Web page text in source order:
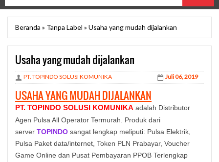
Beranda » Tanpa Label » Usaha yang mudah dijalankan
Usaha yang mudah dijalankan
PT. TOPINDO SOLUSI KOMUNIKA Juli 06, 2019
USAHA YANG MUDAH DIJALANKAN
PT. TOPINDO SOLUSI KOMUNIKA adalah Distributor
Agen Pulsa All Operator Termurah. Produk dari
server TOPINDO sangat lengkap meliputi: Pulsa Elektrik,
Pulsa Paket data/internet, Token PLN Prabayar, Voucher
Game Online dan Pusat Pembayaran PPOB Terlengkap